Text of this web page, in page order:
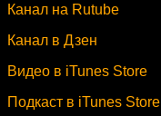
Канал на Rutube
Канал в Дзен
Видео в iTunes Store
Подкаст в iTunes Store